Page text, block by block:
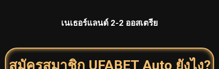
เนเธอร์แลนด์ 2-2 ออสเตรีย
สมัครสมาชิก UFABET Auto ยังไง?